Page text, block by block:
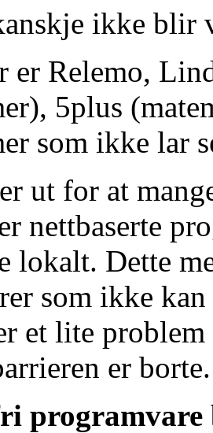
ikke blir
er Relemo,
5plus
som ikke lar
ut for at
nettbaserte
lokalt. Dette
som ikke
et lite
er borte.